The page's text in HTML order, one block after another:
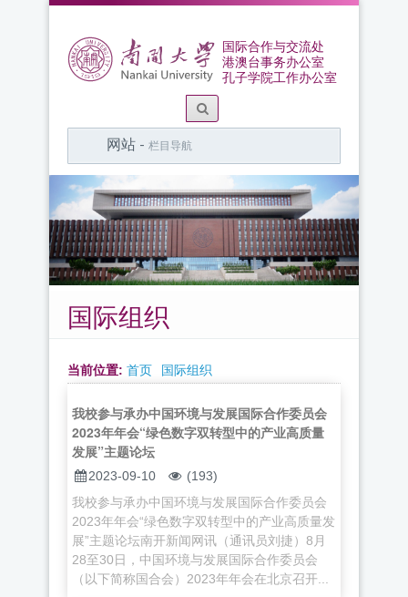
国际合作与交流处
港澳台事务办公室
孔子学院工作办公室
网站 - 栏目导航
国际组织
当前位置: 首页 国际组织
我校参与承办中国环境与发展国际合作委员会
2023年年会“绿色数字双转型中的产业高质量
发展”主题论坛
2023-09-10
(193)
我校参与承办中国环境与发展国际合作委员会
2023年年会“绿色数字双转型中的产业高质量发
展”主题论坛南开新闻网讯（通讯员刘捷）8月
28至30日，中国环境与发展国际合作委员会
（以下简称国合会）2023年年会在北京召开...